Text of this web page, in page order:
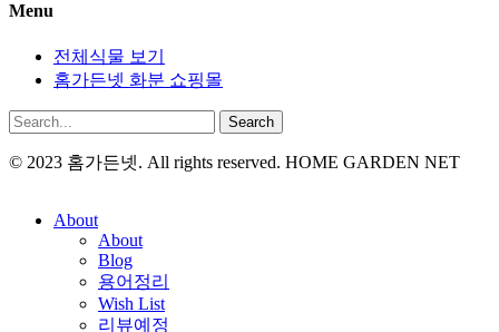
Menu
전체식물 보기
홈가든넷 화분 쇼핑몰
Search
© 2023 홈가든넷. All rights reserved. HOME GARDEN NET
About
About
Blog
용어정리
Wish List
리뷰예정